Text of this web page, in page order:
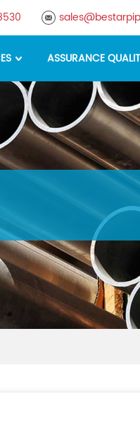
ASSURANCE